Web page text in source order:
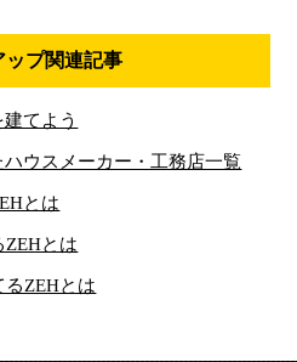
ップ関連記事
てよう
ウスメーカー・工務店一覧
とは
ZEHとは
ZEHとは